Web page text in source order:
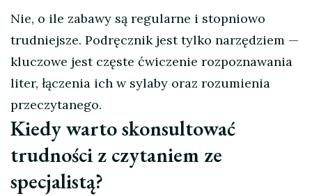
Nie, o ile zabawy są regularne i stopniowo
trudniejsze. Podręcznik jest tylko narzędziem —
kluczowe jest częste ćwiczenie rozpoznawania
liter, łączenia ich w sylaby oraz rozumienia
przeczytanego.
Kiedy warto skonsultować
trudności z czytaniem ze
specjalistą?